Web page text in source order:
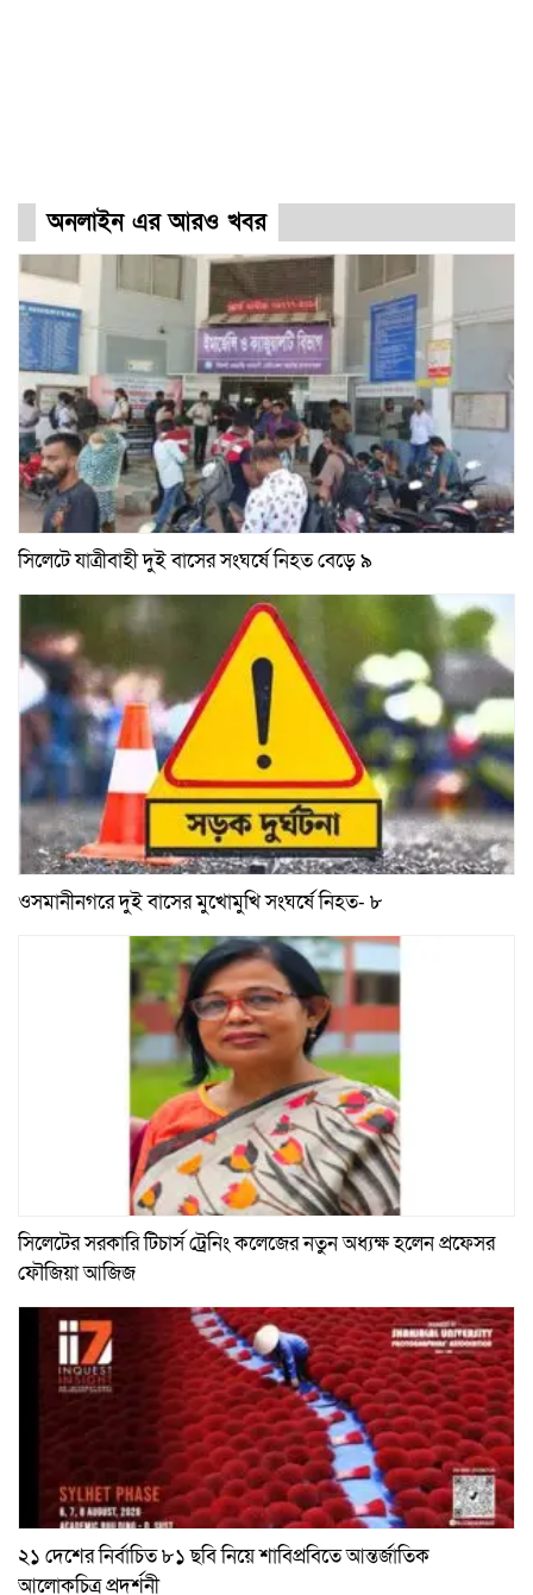
অনলাইন এর আরও খবর
সিলেটে যাত্রীবাহী দুই বাসের সংঘর্ষে নিহত বেড়ে ৯
ওসমানীনগরে দুই বাসের মুখোমুখি সংঘর্ষে নিহত- ৮
সিলেটের সরকারি টিচার্স ট্রেনিং কলেজের নতুন অধ্যক্ষ হলেন প্রফেসর
ফৌজিয়া আজিজ
২১ দেশের নির্বাচিত ৮১ ছবি নিয়ে শাবিপ্রবিতে আন্তর্জাতিক
আলোকচিত্র প্রদর্শনী